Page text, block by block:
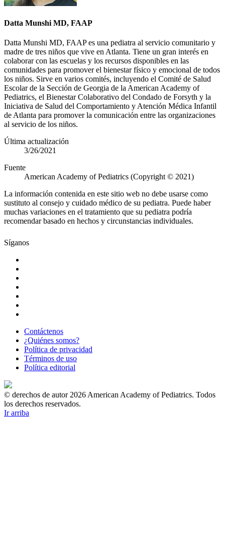
Datta Munshi MD, FAAP
Datta Munshi MD, FAAP es una pediatra al servicio comunitario y
madre de tres niños que vive en Atlanta. Tiene un gran interés en
colaborar con las escuelas y los recursos disponibles en las
comunidades para promover el bienestar físico y emocional de todos
los niños. Sirve en varios comités, incluyendo el Comité de Salud
Escolar de la Sección de Georgia de la American Academy of
Pediatrics, el Bienestar Colaborativo del Condado de Forsyth y la
Iniciativa de Salud del Comportamiento y Atención Médica Infantil
de Atlanta para promover la comunicación entre las organizaciones
al servicio de los niños.​​​
Última actualización
3/26/2021
Fuente
American Academy of Pediatrics (Copyright © 2021)
La información contenida en este sitio web no debe usarse como
sustituto al consejo y cuidado médico de su pediatra. Puede haber
muchas variaciones en el tratamiento que su pediatra podría
recomendar basado en hechos y circunstancias individuales.
Síganos
Contáctenos
¿Quiénes somos?
Política de privacidad
Términos de uso
Política editorial
© derechos de autor 2026 American Academy of Pediatrics. Todos
los derechos reservados.
Ir arriba